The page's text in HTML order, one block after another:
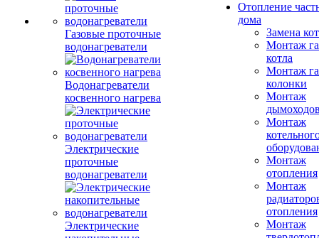
Газовые проточные
водонагреватели
Водонагреватели
косвенного нагрева
Электрические
проточные
водонагреватели
Электрические
Отопление
дома
Замена
Монтаж
котла
Монтаж
колонки
Монтаж
Монтаж
Монтаж
отопления
Монтаж
отопления
Монтаж